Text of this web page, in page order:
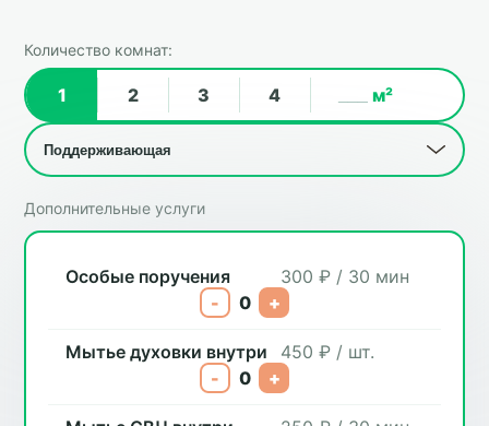
Количество комнат:
1 2 3 4 м²
Дополнительные услуги
Особые поручения
300 ₽ / 30 мин
-
0 +
Мытье духовки внутри
450 ₽ / шт.
-
0 +